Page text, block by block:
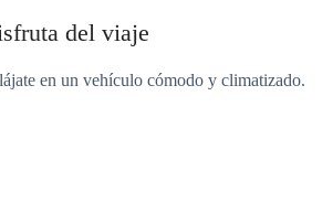
del viaje
en un vehículo cómodo y climatizado.